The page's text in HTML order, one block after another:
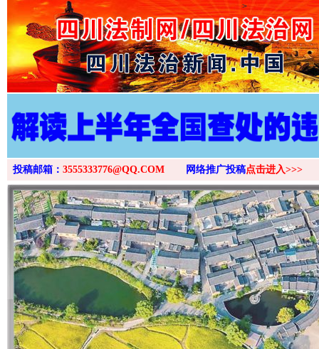
>
投稿邮箱： 3555333776@QQ.COM 网络推广投稿点击进入>>>